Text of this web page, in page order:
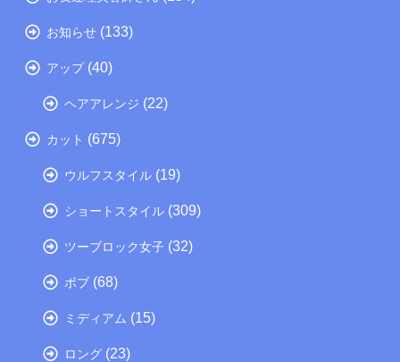
お知らせ (133)
アップ(40)
ヘアアレンジ (22)
カット (675)
ウルフスタイル (19)
ショートスタイル (309)
ツーブロック女子 (32)
ボブ (68)
ミディアム (15)
ロング (23)